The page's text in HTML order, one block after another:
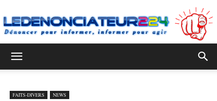
FAITS-DIVERS NEWS